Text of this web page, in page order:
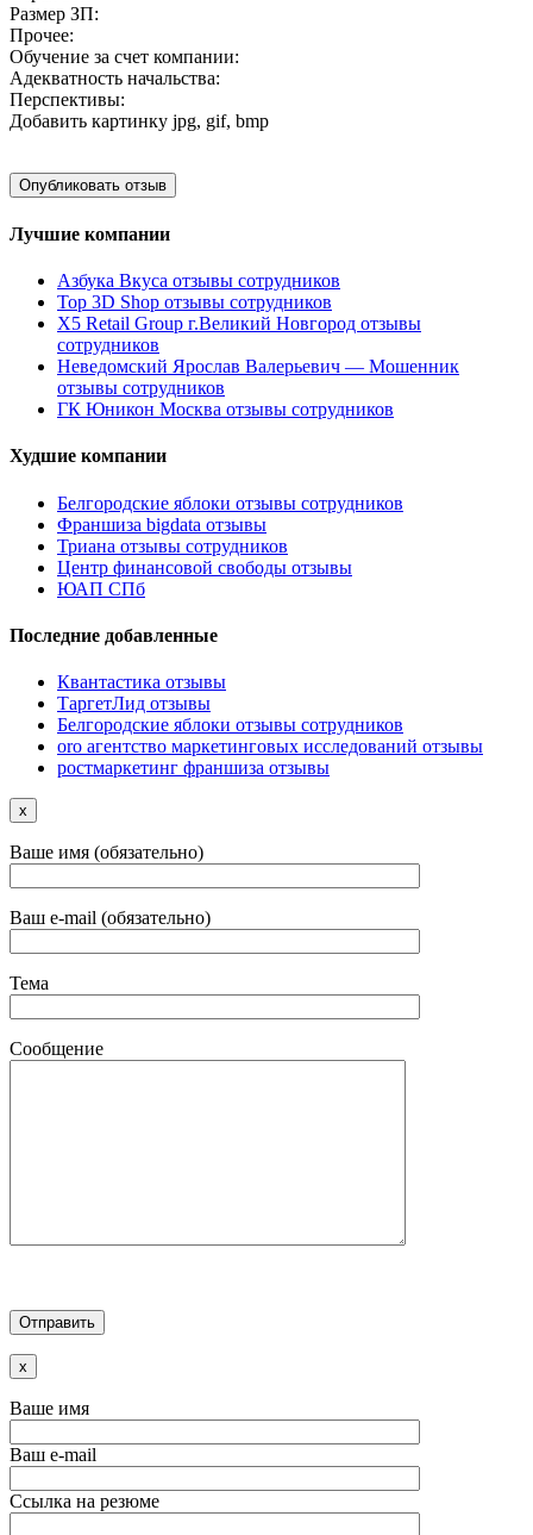
Размер ЗП:
Прочее:
Обучение за счет компании:
Адекватность начальства:
Перспективы:
Добавить картинку jpg, gif, bmp
Лучшие компании
Азбука Вкуса отзывы сотрудников
Top 3D Shop отзывы сотрудников
X5 Retail Group г.Великий Новгород отзывы
сотрудников
Неведомский Ярослав Валерьевич — Мошенник
отзывы сотрудников
ГК Юникон Москва отзывы сотрудников
Худшие компании
Белгородские яблоки отзывы сотрудников
Франшиза bigdata отзывы
Триана отзывы сотрудников
Центр финансовой свободы отзывы
ЮАП СПб
Последние добавленные
Квантастика отзывы
ТаргетЛид отзывы
Белгородские яблоки отзывы сотрудников
oro агентство маркетинговых исследований отзывы
ростмаркетинг франшиза отзывы
x
Ваше имя (обязательно)
Ваш e-mail (обязательно)
Тема
Сообщение
x
Ваше имя
Ваш e-mail
Ссылка на резюме